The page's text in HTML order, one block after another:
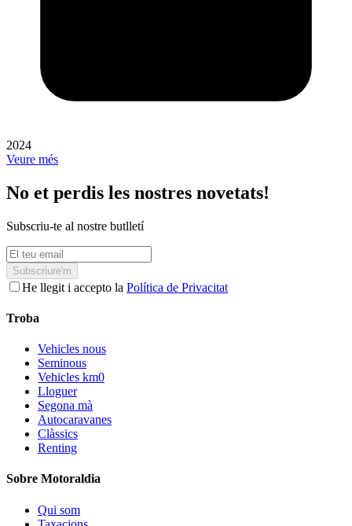
2024
Veure més
No et perdis les nostres novetats!
Subscriu-te al nostre butlletí
Subscriure'm
He llegit i accepto la Política de Privacitat
Troba
Vehicles nous
Seminous
Vehicles km0
Lloguer
Segona mà
Autocaravanes
Clàssics
Renting
Sobre Motoraldia
Qui som